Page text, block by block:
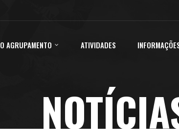
O AGRUPAMENTO ATIVIDADES